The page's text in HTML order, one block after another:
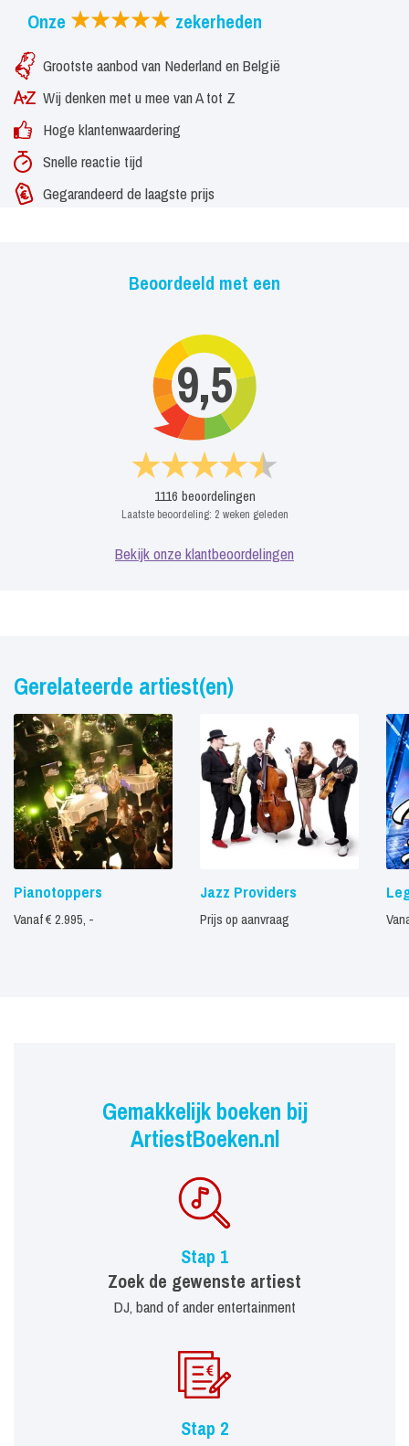
begeleiden, onlangs heeft Erica Yong een spetterend optreden
met hen mogen verzorgen.
Specificaties
PRFCT5 speelt avondvullend (aantal en lengte van sets in
overleg)
Inclusief: techniek afgestemd op uw wensen (afhankelijk van
u graag PRFCT5 aan. Met mijn muzikale vrienden treed ik graag
Onze zekerheden
Grootste aanbod van Nederland en België
Wij denken met u mee van A tot Z
Hoge klantenwaardering
Snelle reactie tijd
Gegarandeerd de laagste prijs
Beoordeeld met een
9,5
1116 beoordelingen
Laatste beoordeling: 2 weken geleden
Bekijk onze klantbeoordelingen
Gerelateerde artiest(en)
Pianotoppers
Vanaf € 2.995, -
Jazz Providers
Prijs op aanvraag
Gemakkelijk boeken bij
ArtiestBoeken.nl
Stap 1
Zoek de gewenste artiest
DJ, band of ander entertainment
Stap 2